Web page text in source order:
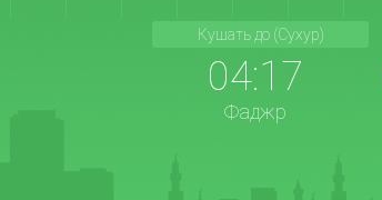
Кушать до (Сухур)
04:17
Фаджр